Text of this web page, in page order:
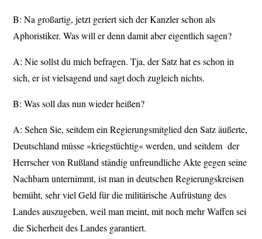
B: Na großartig, jetzt geriert sich der Kanzler schon als
Aphoristiker. Was will er denn damit aber eigentlich sagen?
A: Nie sollst du mich befragen. Tja, der Satz hat es schon in
sich, er ist vielsagend und sagt doch zugleich nichts.
B: Was soll das nun wieder heißen?
A: Sehen Sie, seitdem ein Regierungsmitglied den Satz äußerte,
Deutschland müsse »kriegstüchtig« werden, und seitdem der
Herrscher von Rußland ständig unfreundliche Akte gegen seine
Nachbarn unternimmt, ist man in deutschen Regierungskreisen
bemüht, sehr viel Geld für die militärische Aufrüstung des
Landes auszugeben, weil man meint, mit noch mehr Waffen sei
die Sicherheit des Landes garantiert.